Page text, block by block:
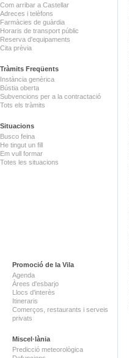
Com arribar a Castellar
Adreces i telèfons
Farmàcies de guàrdia
Horaris de transport públic
Reserva d'equipaments
Cita prèvia
Tràmits Freqüents
Instància genèrica
Bústia oberta
Subvencions per a la contractació
Tots els tràmits
Situacions
Busco feina
He tingut un fill
Em vull formar
Totes les situacions
Promoció de la Vila
Agenda
Àrees d'esbarjo
Llocs d'interès
Itineraris
Comerços, restaurants i serveis
privats
Miscel·lània
Predicció meteorològica